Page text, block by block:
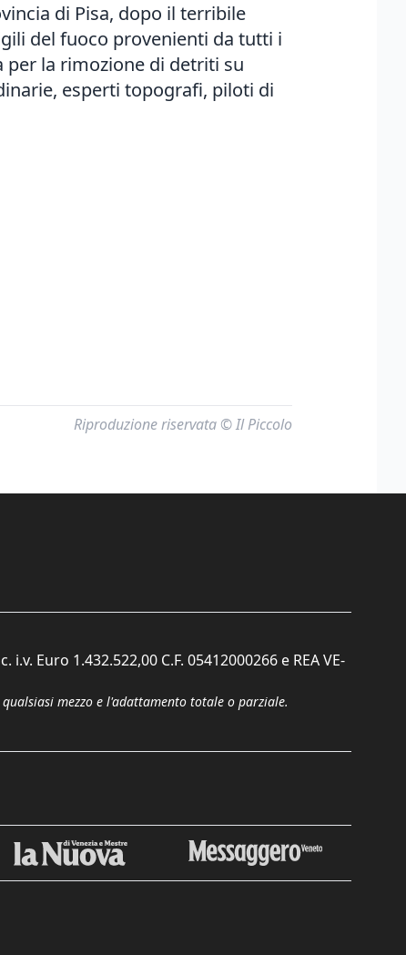
di Pisa, dopo il terribile
del fuoco provenienti da tutti i
per la rimozione di detriti su
esperti topografi, piloti di
Riproduzione riservata © Il Piccolo
Euro 1.432.522,00 C.F. 05412000266 e REA VE-
mezzo e l'adattamento totale o parziale.